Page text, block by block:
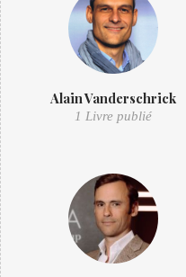
Alain Vanderschrick
1 Livre publié